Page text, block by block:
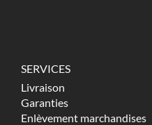
SERVICES
Livraison
Garanties
Enlèvement marchandises